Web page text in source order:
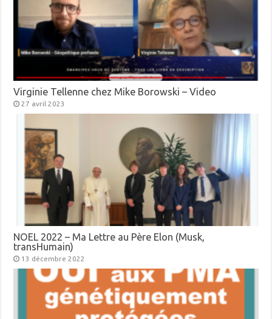
Virginie Tellenne chez Mike Borowski – Video
27 avril 2023
NOEL 2022 – Ma Lettre au Père Elon (Musk,
transHumain)
13 décembre 2022